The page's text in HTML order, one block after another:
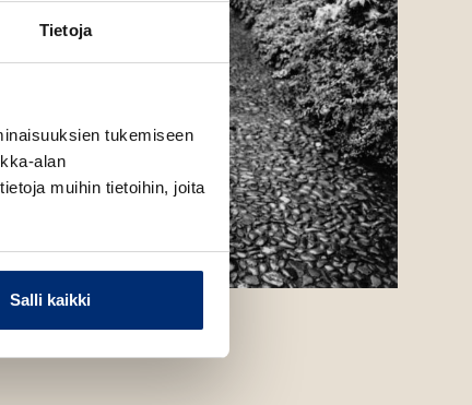
Tietoja
tukemiseen
alan
muihin tietoihin, joita
Salli kaikki